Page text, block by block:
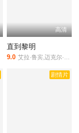
高清
直到黎明
9.0 艾拉·鲁宾,迈克尔·西米诺,柳智英,敖德萨·阿德隆,玛雅·米切尔
剧情片